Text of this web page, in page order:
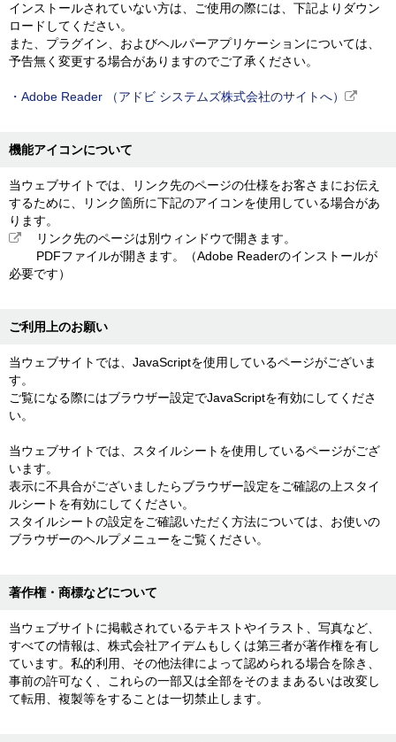
インストールされていない方は、ご使用の際には、下記よりダウン
ロードしてください。
また、プラグイン、およびヘルパーアプリケーションについては、
予告無く変更する場合がありますのでご了承ください。
・Adobe Reader （アドビ システムズ株式会社のサイトへ）
機能アイコンについて
当ウェブサイトでは、リンク先のページの仕様をお客さまにお伝え
するために、リンク箇所に下記のアイコンを使用している場合があ
ります。
リンク先のページは別ウィンドウで開きます。
PDFファイルが開きます。（Adobe Readerのインストールが
必要です）
ご利用上のお願い
当ウェブサイトでは、JavaScriptを使用しているページがございま
す。
ご覧になる際にはブラウザー設定でJavaScriptを有効にしてくださ
い。
当ウェブサイトでは、スタイルシートを使用しているページがござ
います。
表示に不具合がございましたらブラウザー設定をご確認の上スタイ
ルシートを有効にしてください。
スタイルシートの設定をご確認いただく方法については、お使いの
ブラウザーのヘルプメニューをご覧ください。
著作権・商標などについて
当ウェブサイトに掲載されているテキストやイラスト、写真など、
すべての情報は、株式会社アイデムもしくは第三者が著作権を有し
ています。私的利用、その他法律によって認められる場合を除き、
事前の許可なく、これらの一部又は全部をそのままあるいは改変し
て転用、複製等をすることは一切禁止します。